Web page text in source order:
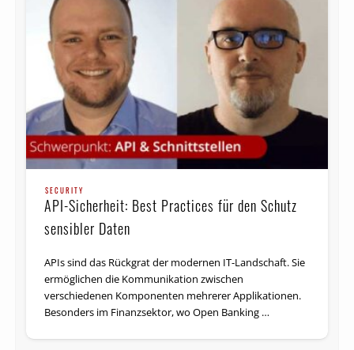
SECURITY
API-Sicherheit: Best Practices für den Schutz
sensibler Daten
APIs sind das Rückgrat der modernen IT-Landschaft. Sie
ermöglichen die Kommunikation zwischen
verschiedenen Komponenten mehrerer Applikationen.
Besonders im Finanzsektor, wo Open Banking …